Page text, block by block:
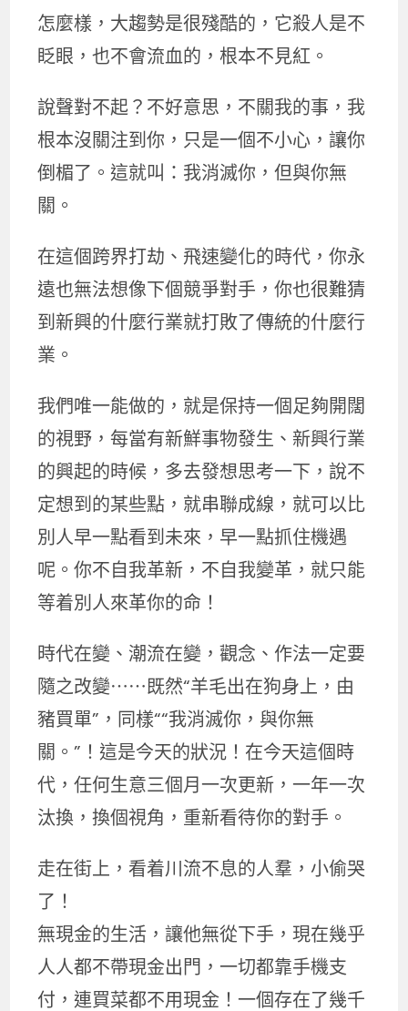
怎麼樣，大趨勢是很殘酷的，它殺人是不
眨眼，也不會流血的，根本不見紅。
說聲對不起？不好意思，不關我的事，我
根本沒關注到你，只是一個不小心，讓你
倒楣了。這就叫：我消滅你，但與你無
關。
在這個跨界打劫、飛速變化的時代，你永
遠也無法想像下個競爭對手，你也很難猜
到新興的什麼行業就打敗了傳統的什麼行
業。
我們唯一能做的，就是保持一個足夠開闊
的視野，每當有新鮮事物發生、新興行業
的興起的時候，多去發想思考一下，說不
定想到的某些點，就串聯成線，就可以比
別人早一點看到未來，早一點抓住機遇
呢。你不自我革新，不自我變革，就只能
等着別人來革你的命！
時代在變、潮流在變，觀念、作法一定要
隨之改變⋯⋯既然“羊毛出在狗身上，由
豬買單”，同樣““我消滅你，與你無
關。”！這是今天的狀況！在今天這個時
代，任何生意三個月一次更新，一年一次
汰換，換個視角，重新看待你的對手。
走在街上，看着川流不息的人羣，小偷哭
了！
無現金的生活，讓他無從下手，現在幾乎
人人都不帶現金出門，一切都靠手機支
付，連買菜都不用現金！一個存在了幾千